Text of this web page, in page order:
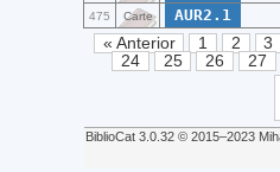
475 Carte AUR2.1
« Anterior 1 2 3
24
25 26 27
BiblioCat 3.0.32 © 2015‒2023